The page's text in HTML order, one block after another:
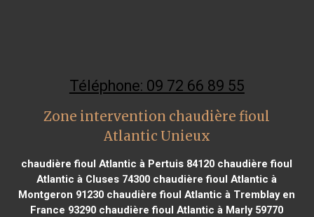
Téléphone: 09 72 66 89 55
Zone intervention chaudière fioul
Atlantic Unieux
chaudière fioul Atlantic à Pertuis 84120 chaudière fioul
Atlantic à Cluses 74300 chaudière fioul Atlantic à
Montgeron 91230 chaudière fioul Atlantic à Tremblay en
France 93290 chaudière fioul Atlantic à Marly 59770